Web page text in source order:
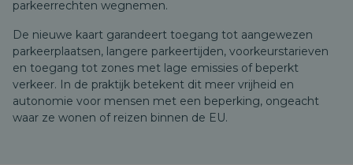
parkeerrechten wegnemen.
De nieuwe kaart garandeert toegang tot aangewezen
parkeerplaatsen, langere parkeertijden, voorkeurstarieven
en toegang tot zones met lage emissies of beperkt
verkeer. In de praktijk betekent dit meer vrijheid en
autonomie voor mensen met een beperking, ongeacht
waar ze wonen of reizen binnen de EU.